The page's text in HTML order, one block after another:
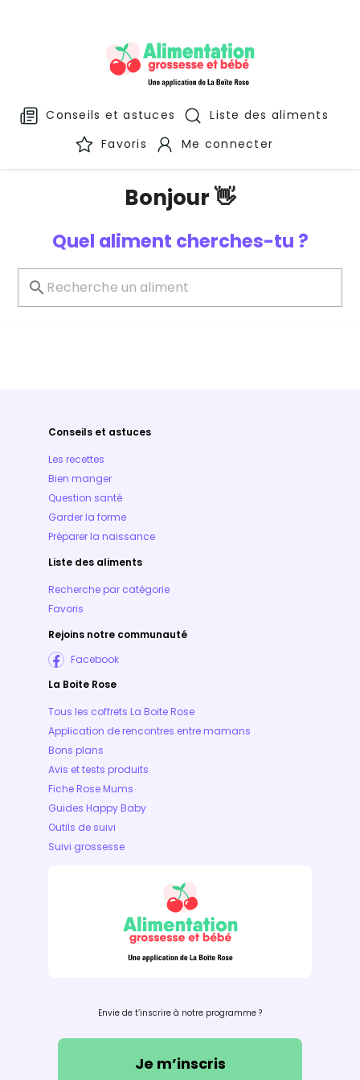
Conseils et astuces
Liste des aliments
Favoris
Me connecter
Bonjour 👋
Quel aliment cherches-tu ?
Conseils et astuces
Les recettes
Bien manger
Question santé
Garder la forme
Préparer la naissance
Liste des aliments
Recherche par catégorie
Favoris
Rejoins notre communauté
Facebook
La Boite Rose
Tous les coffrets La Boite Rose
Application de rencontres entre mamans
Bons plans
Avis et tests produits
Fiche Rose Mums
Guides Happy Baby
Outils de suivi
Suivi grossesse
Envie de t’inscrire à notre programme ?
Je m’inscris